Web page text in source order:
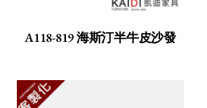
A118-819 海斯汀半牛皮沙發